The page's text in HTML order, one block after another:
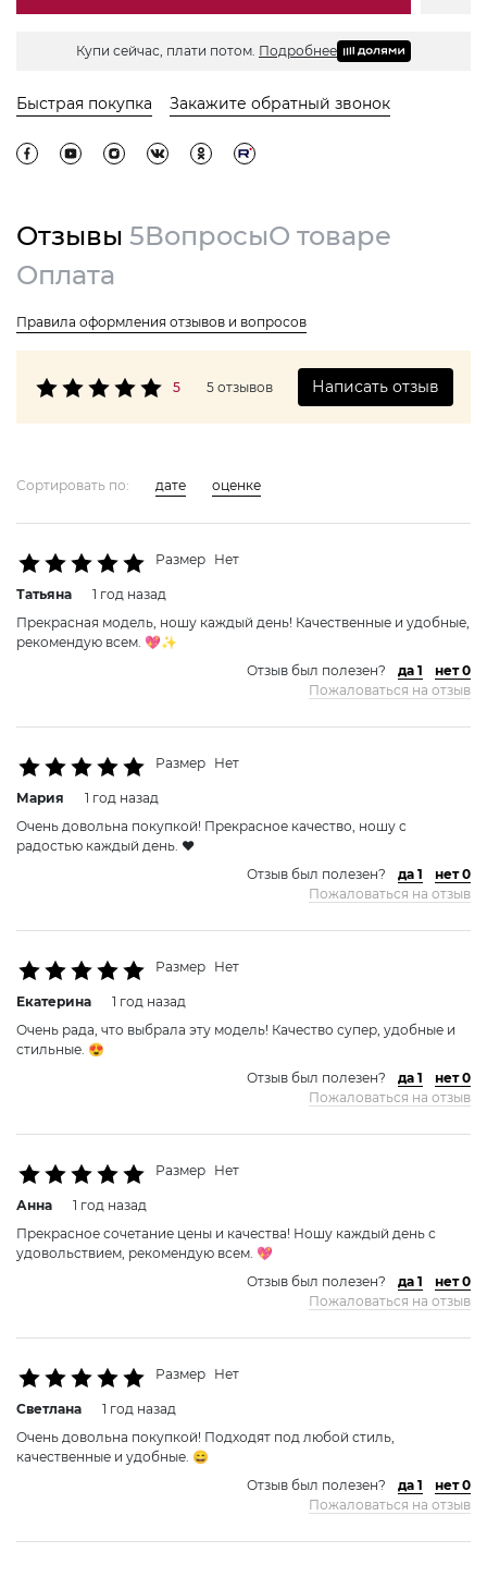
Купи сейчас, плати потом. Подробнее
Быстрая покупка Закажите обратный звонок
Отзывы 5ВопросыО товаре
Оплата
Правила оформления отзывов и вопросов
5 5 отзывов Написать отзыв
Сортировать по: дате оценке
Размер Нет
Татьяна
1 год назад
Прекрасная модель, ношу каждый день! Качественные и удобные,
рекомендую всем. 💖✨
Отзыв был полезен?
да 1
нет 0
Пожаловаться на отзыв
Размер Нет
Мария
1 год назад
Очень довольна покупкой! Прекрасное качество, ношу с
радостью каждый день. ❤️
Отзыв был полезен?
да 1
нет 0
Пожаловаться на отзыв
Размер Нет
Екатерина
1 год назад
Очень рада, что выбрала эту модель! Качество супер, удобные и
стильные. 😍
Отзыв был полезен?
да 1
нет 0
Пожаловаться на отзыв
Размер Нет
Анна
1 год назад
Прекрасное сочетание цены и качества! Ношу каждый день с
удовольствием, рекомендую всем. 💖
Отзыв был полезен?
да 1
нет 0
Пожаловаться на отзыв
Размер Нет
Светлана
1 год назад
Очень довольна покупкой! Подходят под любой стиль,
качественные и удобные. 😄
Отзыв был полезен?
да 1
нет 0
Пожаловаться на отзыв